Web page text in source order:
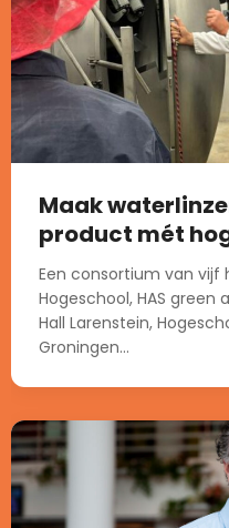
Maak
product mét
Een consortium van vijf
Hogeschool, HAS green
Hall Larenstein,
Groningen...